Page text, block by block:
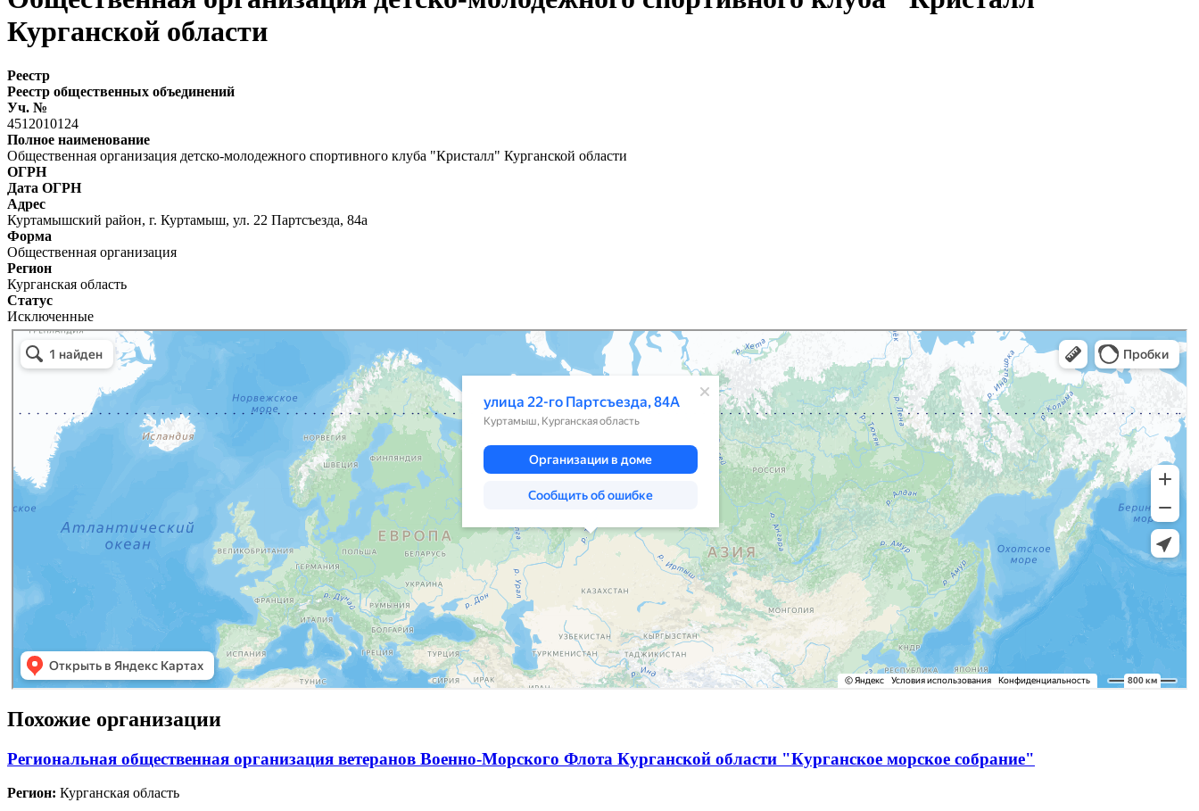
Курганской области
Реестр
Реестр общественных объединений
Уч. №
4512010124
Полное наименование
Общественная организация детско-молодежного спортивного клуба "Кристалл" Курганской области
ОГРН
Дата ОГРН
Адрес
Куртамышский район, г. Куртамыш, ул. 22 Партсъезда, 84а
Форма
Общественная организация
Регион
Курганская область
Статус
Исключенные
Похожие организации
Региональная общественная организация ветеранов Военно-Морского Флота Курганской области "Курганское морское собрание"
Регион: Курганская область